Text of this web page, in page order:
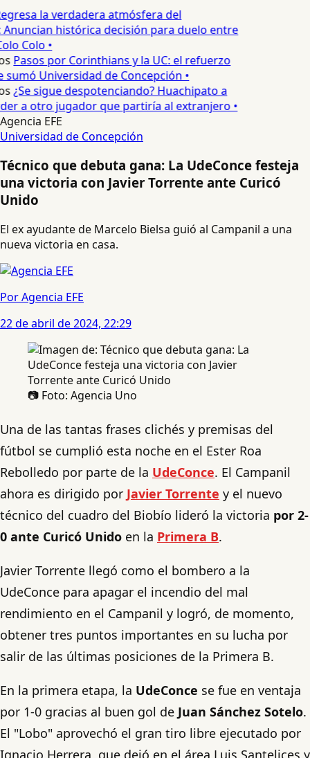
la verdadera atmósfera del
histórica decisión para duelo entre
Colo •
Pasos por Corinthians y la UC: el refuerzo
Universidad de Concepción •
¿Se sigue despotenciando? Huachipato a
a otro jugador que partiría al extranjero •
Agencia EFE
Universidad de Concepción
Técnico que debuta gana: La UdeConce festeja
una victoria con Javier Torrente ante Curicó
Unido
El ex ayudante de Marcelo Bielsa guió al Campanil a una
nueva victoria en casa.
Por Agencia EFE
22 de abril de 2024, 22:29
📷 Foto: Agencia Uno
Una de las tantas frases clichés y premisas del
fútbol se cumplió esta noche en el Ester Roa
Rebolledo por parte de la UdeConce. El Campanil
ahora es dirigido por Javier Torrente y el nuevo
técnico del cuadro del Biobío lideró la victoria por 2-
0 ante Curicó Unido en la Primera B.
Javier Torrente llegó como el bombero a la
UdeConce para apagar el incendio del mal
rendimiento en el Campanil y logró, de momento,
obtener tres puntos importantes en su lucha por
salir de las últimas posiciones de la Primera B.
En la primera etapa, la UdeConce se fue en ventaja
por 1-0 gracias al buen gol de Juan Sánchez Sotelo.
El "Lobo" aprovechó el gran tiro libre ejecutado por
Ignacio Herrera, que dejó en el área Luis Santelices y